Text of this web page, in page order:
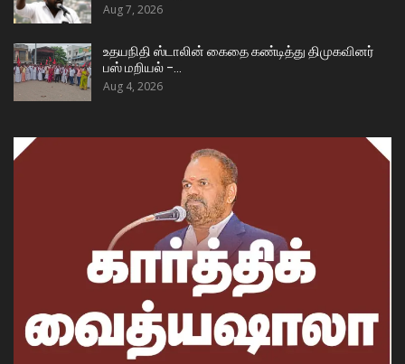
Aug 7, 2026
உதயநிதி ஸ்டாலின் கைதை கண்டித்து திமுகவினர்
பஸ் மறியல் –…
Aug 4, 2026